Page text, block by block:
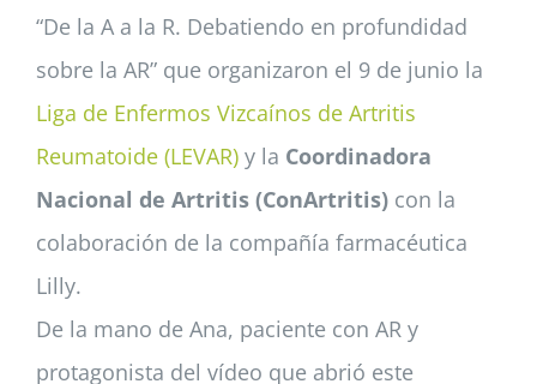
“De la A a la R. Debatiendo en profundidad
sobre la AR” que organizaron el 9 de junio la
Liga de Enfermos Vizcaínos de Artritis
Reumatoide (LEVAR) y la Coordinadora
Nacional de Artritis (ConArtritis) con la
colaboración de la compañía farmacéutica
Lilly.
De la mano de Ana, paciente con AR y
protagonista del vídeo que abrió este